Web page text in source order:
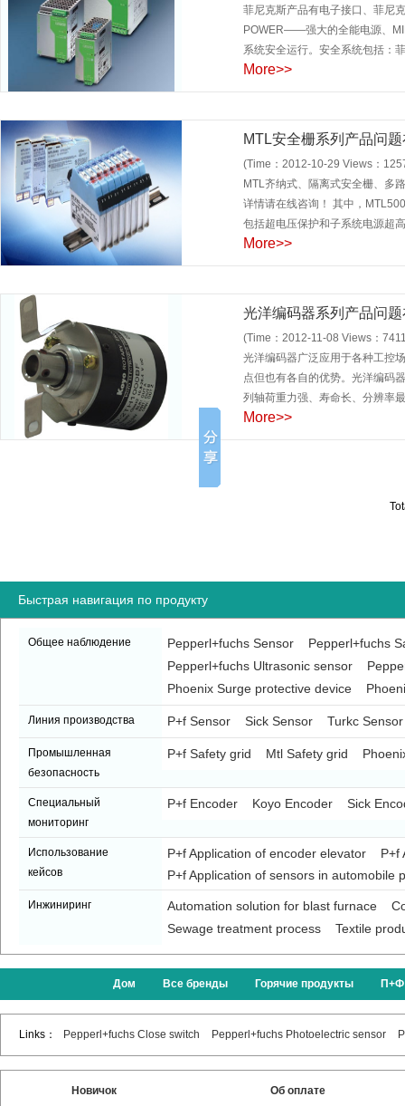
菲尼克斯产品有电子接口、菲尼
POWER——强大的全能电源、
系统安全运行。安全系统包括：
More>>
MTL安全栅系列产品问
(Time：2012-10-29 Views：
MTL齐纳式、隔离式安全栅、多
详情请在线咨询！ 其中，
包括超电压保护和子系统电源超
More>>
光洋编码器系列产品问
(Time：2012-11-08 Views：
光洋编码器广泛应用于各种工控
点但也有各自的优势。光洋编码
列轴荷重力强、寿命长、分辨率
More>>
Быстрая навигация по продукту
Общее наблюдение Pepperl+fuchs Sensor
Pepperl+fuchs
Pepperl+fuchs Ultrasonic sensor
Phoenix Surge protective device
Линия производства P+f Sensor Sick Sensor Turkc Sensor
Промышленная
безопасность
P+f Safety grid Mtl Safety grid
Специальный
мониторинг
P+f Encoder Koyo Encoder Sick
Использование
кейсов
P+f Application of encoder elevator
P+f
P+f Application of sensors in automobile
Инжиниринг Automation solution for blast furnace
Sewage treatment process
Textile
Дом Все бренды Горячие продукты П+Ф
Links： Pepperl+fuchs Close switch Pepperl+fuchs Photoelectric sensor
Новичок
Об оплате